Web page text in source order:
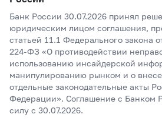
Банк России 30.07.2026 принял
юридическим лицом соглашения,
статьей 11.1 Федерального закона
224-ФЗ «О противодействии
использованию инсайдерской
манипулированию рынком и о
отдельные законодательные акты
Федерации». Соглашение с Банком
силу с 30.07.2026.